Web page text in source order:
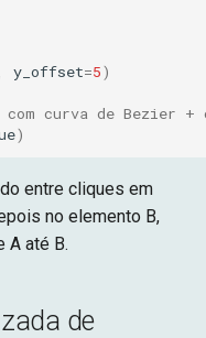
y_offset=5)
com curva de Bezier
)
entre cliques em
no elemento B,
A até B.
de